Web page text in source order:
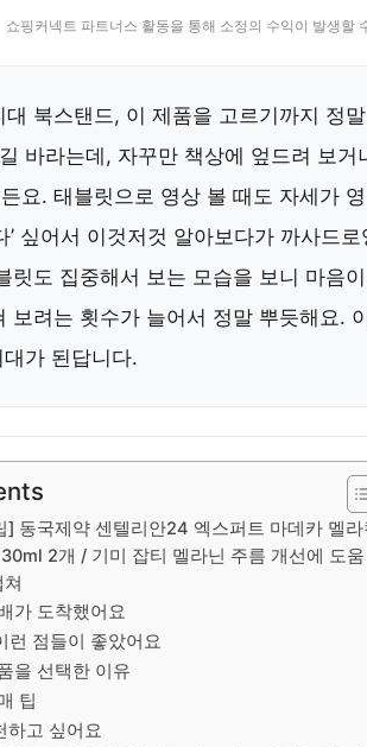
쇼핑커넥트 파트너스 활동을 통해 소정의 수익이 발생할
북스탠드, 이 제품을 고르기까지 정
바라는데, 자꾸만 책상에 엎드려 보거
요. 태블릿으로 영상 볼 때도 자세가
싶어서 이것저것 알아보다가 까사드로
도 집중해서 보는 모습을 보니 마음
려는 횟수가 늘어서 정말 뿌듯해요.
가 된답니다.
] 동국제약 센텔리안24 엑스퍼트 마데카 멜라
2개 / 기미 잡티 멜라닌 주름 개선에 도움
가 도착했어요
런 점들이 좋았어요
을 선택한 이유
팁
하고 싶어요